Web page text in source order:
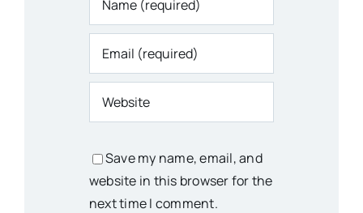
Save my name, email, and
website in this browser for the
next time I comment.